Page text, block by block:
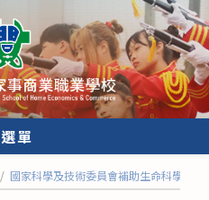
選單
/ 國家科學及技術委員會補助生命科學研